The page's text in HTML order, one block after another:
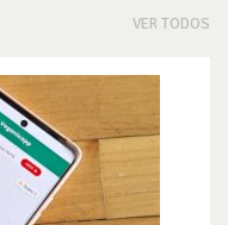
VER TODOS